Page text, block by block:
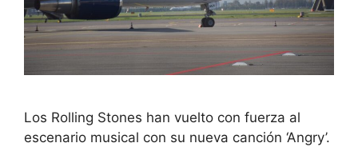
Los Rolling Stones han vuelto con fuerza al
escenario musical con su nueva canción ‘Angry’.